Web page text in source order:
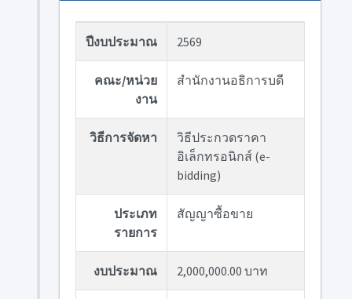
ปีงบประมาณ 2569
คณะ/หน่วย
งาน
สำนักงานอธิการบดี
วิธีการจัดหา
วิธีประกวดราคา
อิเล็กทรอนิกส์ (e-
bidding)
ประเภท
รายการ
สัญญาซื้อขาย
งบประมาณ 2,000,000.00 บาท